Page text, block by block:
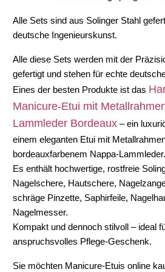
Alle Sets sind aus Solinger Stahl
deutsche Ingenieurskunst.
Alle diese Sets werden mit der
gefertigt und stehen für echte
Eines der besten Produkte ist das
Manicure-Etui mit
Lammleder Bordeaux – ein
einem eleganten Etui mit
bordeauxfarbenem Nappa-Lammleder.
Es enthält hochwertige, rostfreie
Nagelschere, Hautschere,
schräge Pinzette, Saphirfeile,
Nagelmesser.
Kompakt und dennoch stilvoll – ideal
anspruchsvolles Pflege-Geschenk.
Sie möchten Manicure-Etuis online